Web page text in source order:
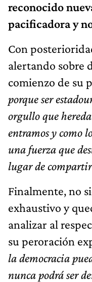
reconocido
pacificadora y
Con
alertando sobre
comienzo de su
porque ser
orgullo que
entramos y como
una fuerza que
lugar de
Finalmente, no
exhaustivo y
analizar al
su peroración
la democracia
nunca podrá ser